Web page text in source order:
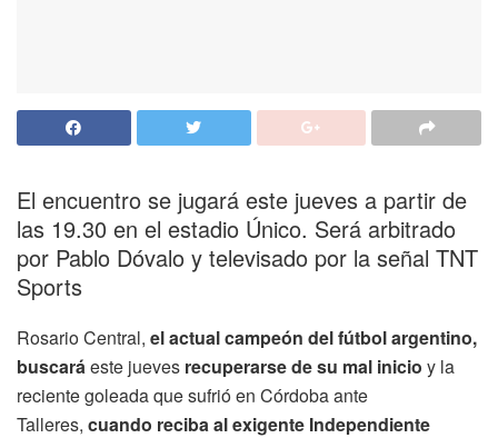
El encuentro se jugará este jueves a partir de
las 19.30 en el estadio Único. Será arbitrado
por Pablo Dóvalo y televisado por la señal TNT
Sports
Rosario Central, el actual campeón del fútbol argentino,
buscaráeste jueves recuperarse de su mal inicio y la
reciente goleada que sufrió en Córdoba ante
Talleres, cuando reciba al exigente Independiente